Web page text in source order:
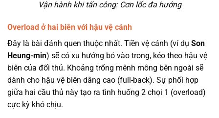
Vận hành khi tấn công: Cơn lốc đa hướng
Overload ở hai biên với hậu vệ cánh
Đây là bài đánh quen thuộc nhất. Tiền vệ cánh (ví dụ Son
Heung-min) sẽ có xu hướng bó vào trong, kéo theo hậu vệ
biên của đối thủ. Khoảng trống mênh mông bên ngoài sẽ
dành cho hậu vệ biên dâng cao (full-back). Sự phối hợp
giữa hai cầu thủ này tạo ra tình huống 2 chọi 1 (overload)
cực kỳ khó chịu.